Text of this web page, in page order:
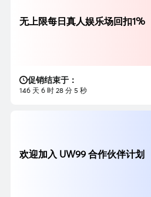
无上限每日真人娱乐场回扣1%
促销结束于：
146 天 6 时 28 分 3 秒
欢迎加入 UW99 合作伙伴计划